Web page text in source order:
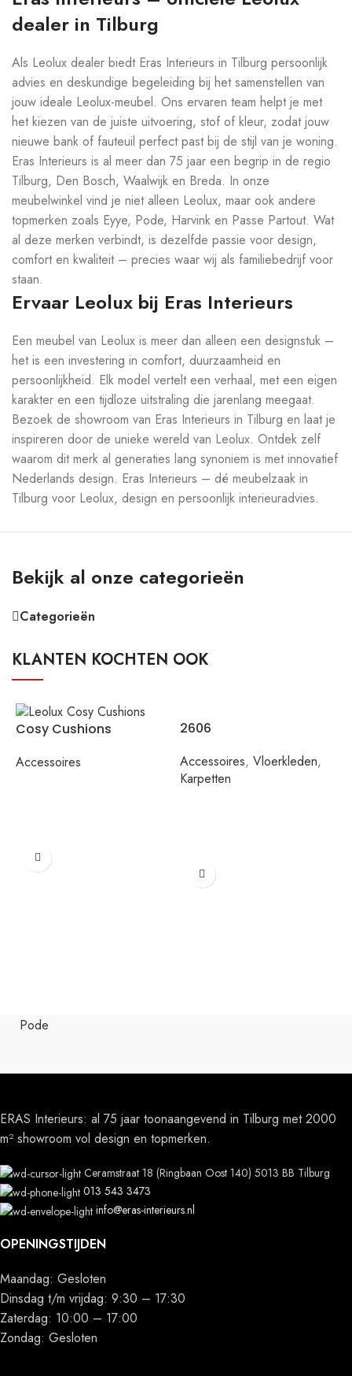
dealer in Tilburg
Als Leolux dealer biedt Eras Interieurs in Tilburg persoonlijk
advies en deskundige begeleiding bij het samenstellen van
jouw ideale Leolux-meubel. Ons ervaren team helpt je met
het kiezen van de juiste uitvoering, stof of kleur, zodat jouw
nieuwe bank of fauteuil perfect past bij de stijl van je woning.
Eras Interieurs is al meer dan 75 jaar een begrip in de regio
Tilburg, Den Bosch, Waalwijk en Breda. In onze
meubelwinkel vind je niet alleen Leolux, maar ook andere
topmerken zoals Eyye, Pode, Harvink en Passe Partout. Wat
al deze merken verbindt, is dezelfde passie voor design,
comfort en kwaliteit – precies waar wij als familiebedrijf voor
staan.
Ervaar Leolux bij Eras Interieurs
Een meubel van Leolux is meer dan alleen een designstuk –
het is een investering in comfort, duurzaamheid en
persoonlijkheid. Elk model vertelt een verhaal, met een eigen
karakter en een tijdloze uitstraling die jarenlang meegaat.
Bezoek de showroom van Eras Interieurs in Tilburg en laat je
inspireren door de unieke wereld van Leolux. Ontdek zelf
waarom dit merk al generaties lang synoniem is met innovatief
Nederlands design. Eras Interieurs – dé meubelzaak in
Tilburg voor Leolux, design en persoonlijk interieuradvies.
Bekijk al onze categorieën
Categorieën
KLANTEN KOCHTEN OOK
Cosy Cushions
Accessoires
2606
Accessoires, Vloerkleden,
Karpetten
Pode
ERAS Interieurs: al 75 jaar toonaangevend in Tilburg met 2000
m² showroom vol design en topmerken.
Ceramstraat 18 (Ringbaan Oost 140) 5013 BB Tilburg
013 543 3473
info@eras-interieurs.nl
OPENINGSTIJDEN
Maandag: Gesloten
Dinsdag t/m vrijdag: 9:30 – 17:30
Zaterdag: 10:00 – 17:00
Zondag: Gesloten